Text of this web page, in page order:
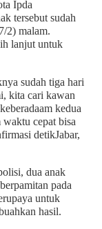
Ipda
tersebut sudah
2) malam.
lanjut untuk
sudah tiga hari
kita cari kawan
kedua
cepat bisa
detikJabar,
dua anak
pada
untuk
hasil.